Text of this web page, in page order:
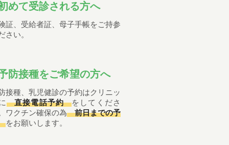
めて受診される方へ
証、受給者証、母子手帳をご持参
さい。
防接種をご希望の方へ
接種、乳児健診の予約はクリニッ
直接電話予約
をしてくださ
ワクチン確保の為
前日までの予
をお願いします。